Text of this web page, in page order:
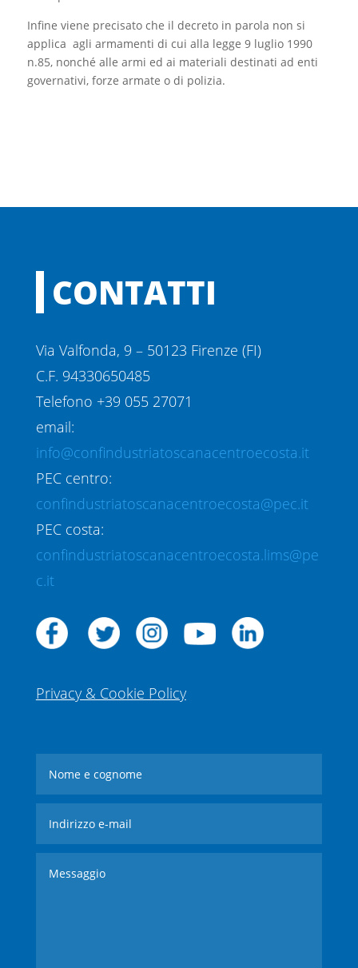
Infine viene precisato che il decreto in parola non si
applica agli armamenti di cui alla legge 9 luglio 1990
n.85, nonché alle armi ed ai materiali destinati ad enti
governativi, forze armate o di polizia.
CONTATTI
Via Valfonda, 9 – 50123 Firenze (FI)
C.F. 94330650485
Telefono +39 055 27071
email:
info@confindustriatoscanacentroecosta.it
PEC centro:
confindustriatoscanacentroecosta@pec.it
PEC costa:
confindustriatoscanacentroecosta.lims@pe
c.it
Privacy & Cookie Policy